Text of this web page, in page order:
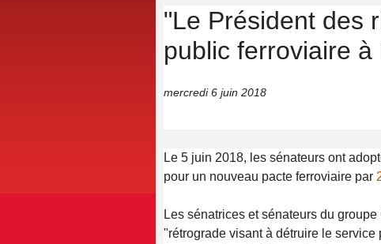
"Le Président des
public ferroviaire
mercredi 6 juin 2018
Le 5 juin 2018, les sénateurs ont
pour un nouveau pacte ferroviaire par
Les sénatrices et sénateurs du
"rétrograde visant à détruire le